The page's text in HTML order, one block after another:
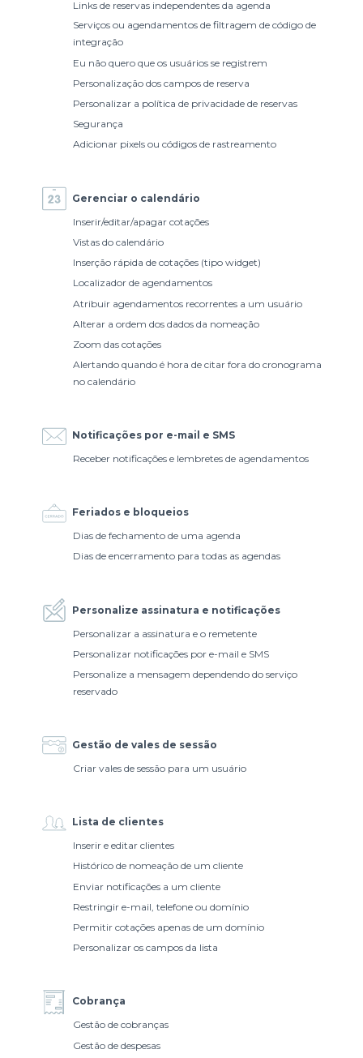
Links de reservas independentes da agenda
Serviços ou agendamentos de filtragem de código de
integração
Eu não quero que os usuários se registrem
Personalização dos campos de reserva
Personalizar a política de privacidade de reservas
Segurança
Adicionar pixels ou códigos de rastreamento
Gerenciar o calendário
Inserir/editar/apagar cotações
Vistas do calendário
Inserção rápida de cotações (tipo widget)
Localizador de agendamentos
Atribuir agendamentos recorrentes a um usuário
Alterar a ordem dos dados da nomeação
Zoom das cotações
Alertando quando é hora de citar fora do cronograma
no calendário
Notificações por e-mail e SMS
Receber notificações e lembretes de agendamentos
Feriados e bloqueios
Dias de fechamento de uma agenda
Dias de encerramento para todas as agendas
Personalize assinatura e notificações
Personalizar a assinatura e o remetente
Personalizar notificações por e-mail e SMS
Personalize a mensagem dependendo do serviço
reservado
Gestão de vales de sessão
Criar vales de sessão para um usuário
Lista de clientes
Inserir e editar clientes
Histórico de nomeação de um cliente
Enviar notificações a um cliente
Restringir e-mail, telefone ou domínio
Permitir cotações apenas de um domínio
Personalizar os campos da lista
Cobrança
Gestão de cobranças
Gestão de despesas